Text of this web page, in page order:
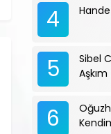
4
5
Sibel
Aşkım
6